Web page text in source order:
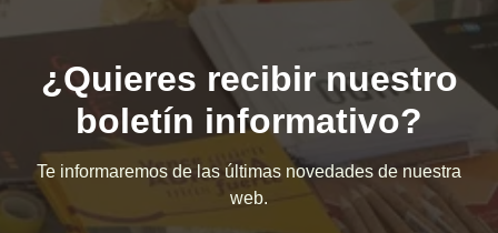
¿Quieres recibir nuestro
boletín informativo?
Te informaremos de las últimas novedades de nuestra
web.